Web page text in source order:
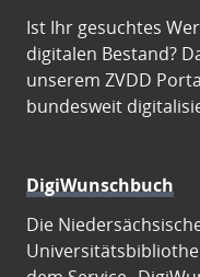
Ist Ihr gesuchtes
digitalen Bestand?
unserem ZVDD
bundesweit
DigiWunschbuch
Die